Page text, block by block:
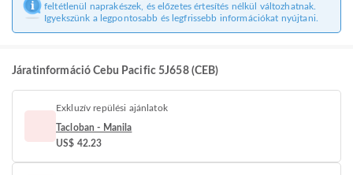
feltétlenül naprakészek, és előzetes értesítés nélkül változhatnak.
Igyekszünk a legpontosabb és legfrissebb információkat nyújtani.
Járatinformáció Cebu Pacific 5J658 (CEB)
Exkluzív repülési ajánlatok
Tacloban - Manila
US$ 42.23